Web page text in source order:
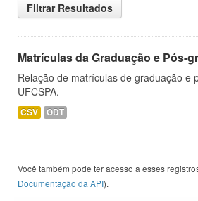
Filtrar Resultados
Matrículas da Graduação e Pós-
Relação de matrículas de graduação e
UFCSPA.
CSV ODT
Você também pode ter acesso a esses
Documentação da API).